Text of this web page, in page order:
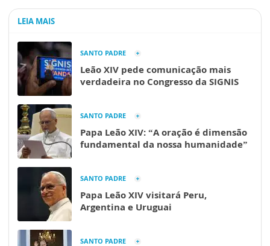
LEIA MAIS
SANTO PADRE
Leão XIV pede comunicação mais
verdadeira no Congresso da SIGNIS
SANTO PADRE
Papa Leão XIV: “A oração é dimensão
fundamental da nossa humanidade”
SANTO PADRE
Papa Leão XIV visitará Peru,
Argentina e Uruguai
SANTO PADRE